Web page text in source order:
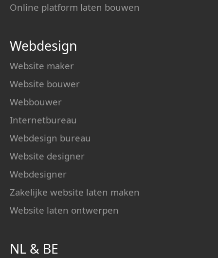
Online platform laten bouwen
Webdesign
Website maker
Website bouwer
Webbouwer
Internetbureau
Webdesign bureau
Website designer
Webdesigner
Zakelijke website laten maken
Website laten ontwerpen
NL & BE